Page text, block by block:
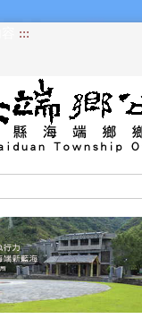
:::